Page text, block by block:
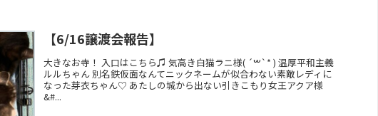
【6/16譲渡会報告】
大きなお寺！ 入口はこちら♫ 気高き白猫ラニ様( ´‎ࠔ`* ) 温厚平和主義
ルルちゃん 別名鉄仮面なんてニックネームが似合わない素敵レディに
なった芽衣ちゃん♡ あたしの城から出ない引きこもり女王アクア様
&#...